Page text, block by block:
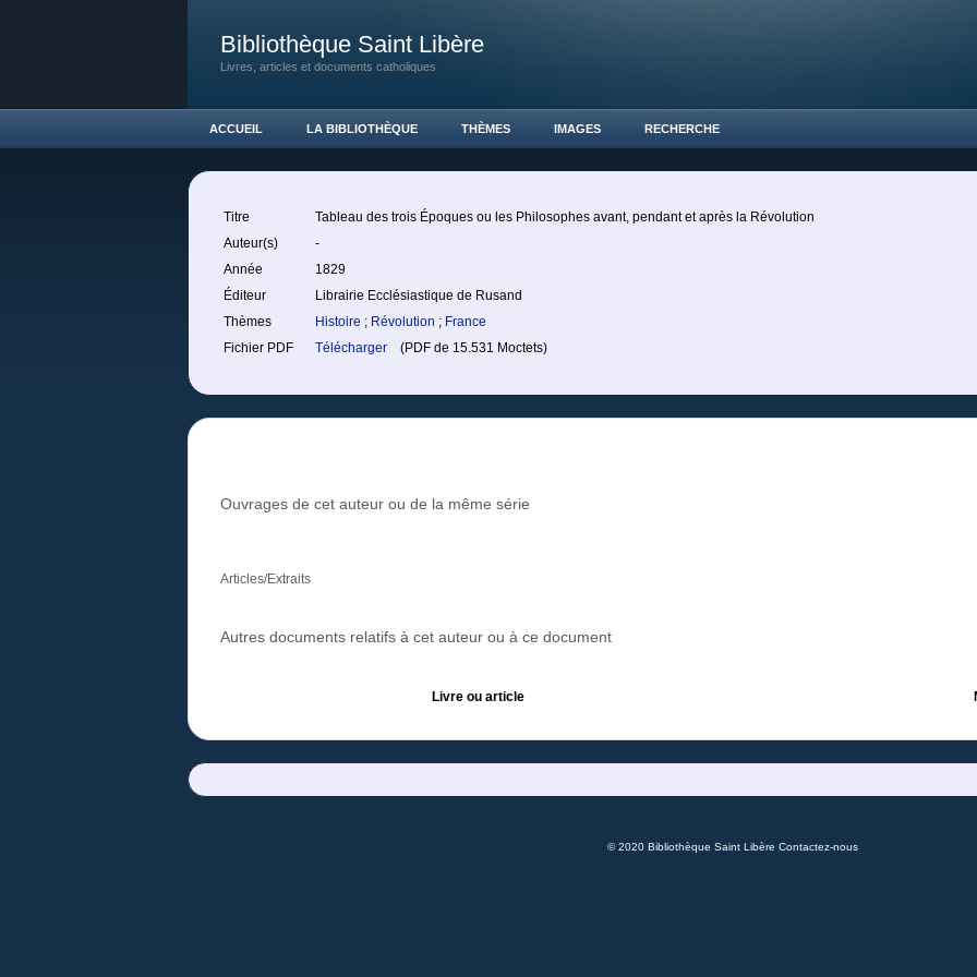
Bibliothèque Saint Libère
Livres, articles et documents catholiques
ACCUEIL LA BIBLIOTHÈQUE THÈMES IMAGES RECHERCHE
Titre
Tableau des trois Époques ou les Philosophes avant, pendant et après la Révolution
Auteur(s)
-
Année
1829
Éditeur
Librairie Ecclésiastique de Rusand
Thèmes
Histoire ; Révolution ; France
Fichier PDF
Télécharger (PDF de 15.531 Moctets)
Ouvrages de cet auteur ou de la même série
Articles/Extraits
Autres documents relatifs à cet auteur ou à ce document
Livre ou article
© 2020 Bibliothèque Saint Libère Contactez-nous